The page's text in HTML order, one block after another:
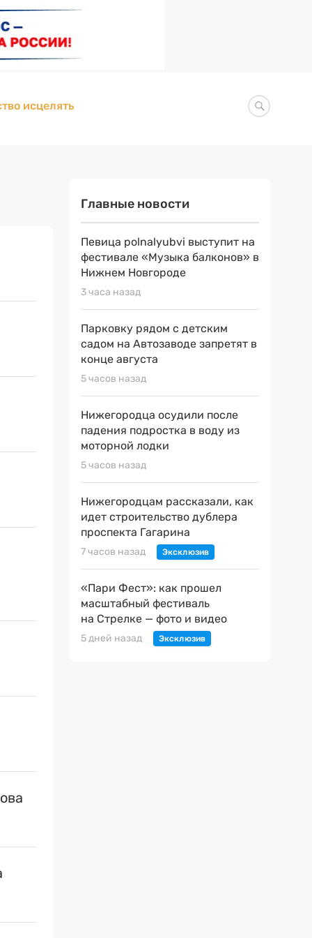
исцелять
Главные новости
Певица polnalyubvi выступит на
фестивале «Музыка балконов» в
Нижнем Новгороде
3 часа назад
Парковку рядом с детским
садом на Автозаводе запретят в
конце августа
5 часов назад
Нижегородца осудили после
падения подростка в воду из
моторной лодки
5 часов назад
Нижегородцам рассказали, как
идет строительство дублера
проспекта Гагарина
7 часов назад
«Пари Фест»: как прошел
масштабный фестиваль
на Стрелке — фото и видео
5 дней назад